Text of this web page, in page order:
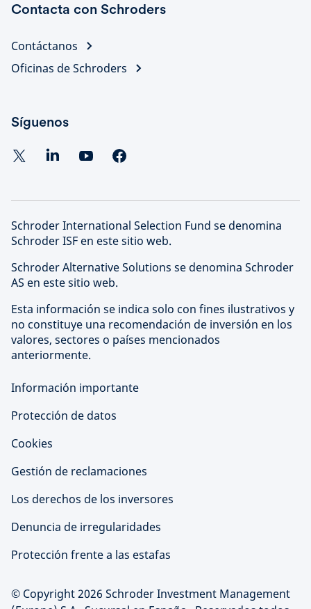
Contacta con Schroders
Contáctanos
Oficinas de Schroders
Síguenos
Schroder International Selection Fund se denomina
Schroder ISF en este sitio web.
Schroder Alternative Solutions se denomina Schroder
AS en este sitio web.
Esta información se indica solo con fines ilustrativos y
no constituye una recomendación de inversión en los
valores, sectores o países mencionados
anteriormente.
Información importante
Protección de datos
Cookies
Gestión de reclamaciones
Los derechos de los inversores
Denuncia de irregularidades
Protección frente a las estafas
© Copyright 2026 Schroder Investment Management